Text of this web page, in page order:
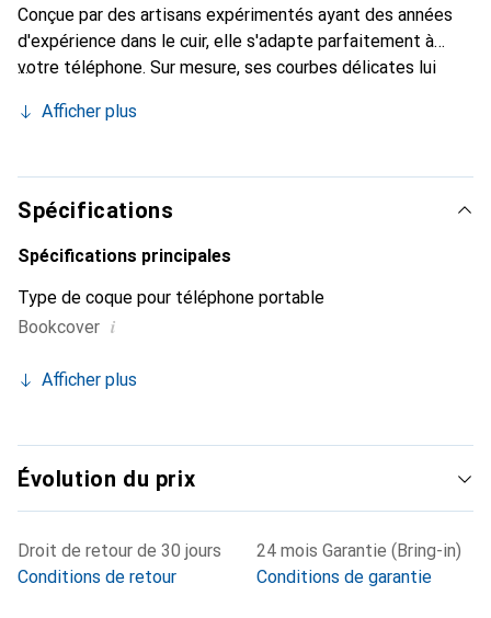
Conçue par des artisans expérimentés ayant des années
d'expérience dans le cuir, elle s'adapte parfaitement à
votre téléphone. Sur mesure, ses courbes délicates lui
l'accessoire chic et indispensable pour votre smartphone.
ses produits de haute qualité et constitue un choix fiable
pour une clientèle exigeante.
Afficher plus
Spécifications
Spécifications principales
Type de coque pour téléphone portable
Bookcover i
Afficher plus
Évolution du prix
Droit de retour de 30 jours
Conditions de retour
24 mois Garantie (Bring-in)
Conditions de garantie